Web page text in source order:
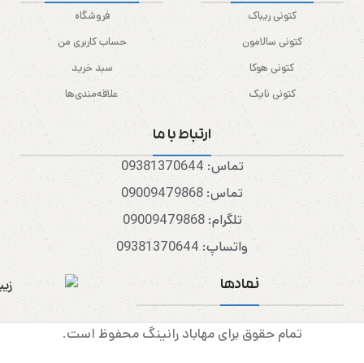
کتونی ریباک
کتونی سالامون
کتونی هوکا
کتونی نایک
فروشگاه
حساب کاربری من
سبد خرید
علاقه‌مندی‌ها
ارتباط با ما
تماس: 09381370644
تماس: 09009479868
تلگرام: 09009479868
واتساپ: 09381370644
نمادها
تمام حقوق برای مهاباد رانینگ محفوظ است.